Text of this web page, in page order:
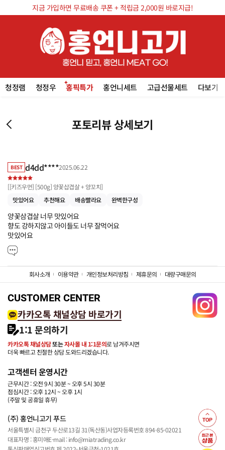
지금 가입하면 무료배송 쿠폰 + 적립금 2,000원 바로지급!
청정램 청정우 홍픽특가 홍언니세트 고급선물세트 다보기
포토리뷰 상세보기
BEST d4dd****2025.06.22
[[키즈우먼] [500g] 양꽃삽겹살 + 양꼬치]
맛있어요
추천해요 배송빨라요 완벽한구성
양꽃삼겹살 너무 맛있어요
향도 강하지않고 아이들도 너무 잘먹어요
맛있어요
회사소개 이용약관 개인정보처리방침 제휴문의 대량구매문의
CUSTOMER CENTER
카카오톡 채널상담 바로가기
1:1 문의하기
카카오톡 채널상담또는자사몰 내 1:1문의로 남겨주시면
더욱 빠르고 친절한 상담 도와드리겠습니다.
고객센터 운영시간
근무시간 : 오전 9시 30분 ~ 오후 5시 30분
점심시간 : 오후 12시 ~ 오후 1시
(주말 및 공휴일 휴무)
(주) 홍언니고기 푸드
서울특별시 금천구 두산로13길 31(독산동)사업자등록번호 894-85-02021
대표자명 : 홍미애E-mail : info@miatrading.co.kr